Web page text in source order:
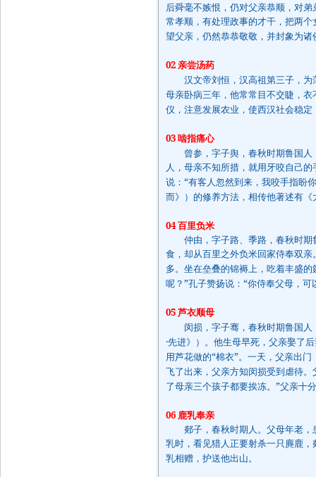
后舜毫不嫉恨，仍对父亲恭顺，对
常孝顺，有处理政事的才干，把两
望父亲，仍然恭恭敬敬，并封象为诸
02亲尝汤药
汉文帝刘恒，汉高祖第三子，为
母亲卧病三年，他常常目不交睫，
仪，注意发展农业，使西汉社会稳
03啮指痛心
曾参，字子舆，春秋时期鲁国人
人，母亲不知所措，就用牙咬自己
说：“有客人忽然到来，我咬手指盼
而》）的修养方法，相传他著述有
04百里负米
仲由，字子路、季路，春秋时期
食，却从百里之外负米回家侍奉双
多。坐在垒叠的锦褥上，吃着丰盛
呢？”孔子赞扬说：“你侍奉父母，可
05芦衣顺母
闵损，字子骞，春秋时期鲁国人
·先进》）。他生母早死，父亲娶了
用芦花做的“棉衣”。一天，父亲出门
飞了出来，父亲方知闵损受到虐待
了母亲三个孩子都要挨冻。”父亲十
06 鹿乳奉亲
郯子，春秋时期人。父母年老，
乳时，看见猎人正要射杀一只麂鹿
乳相赠，护送他出山。